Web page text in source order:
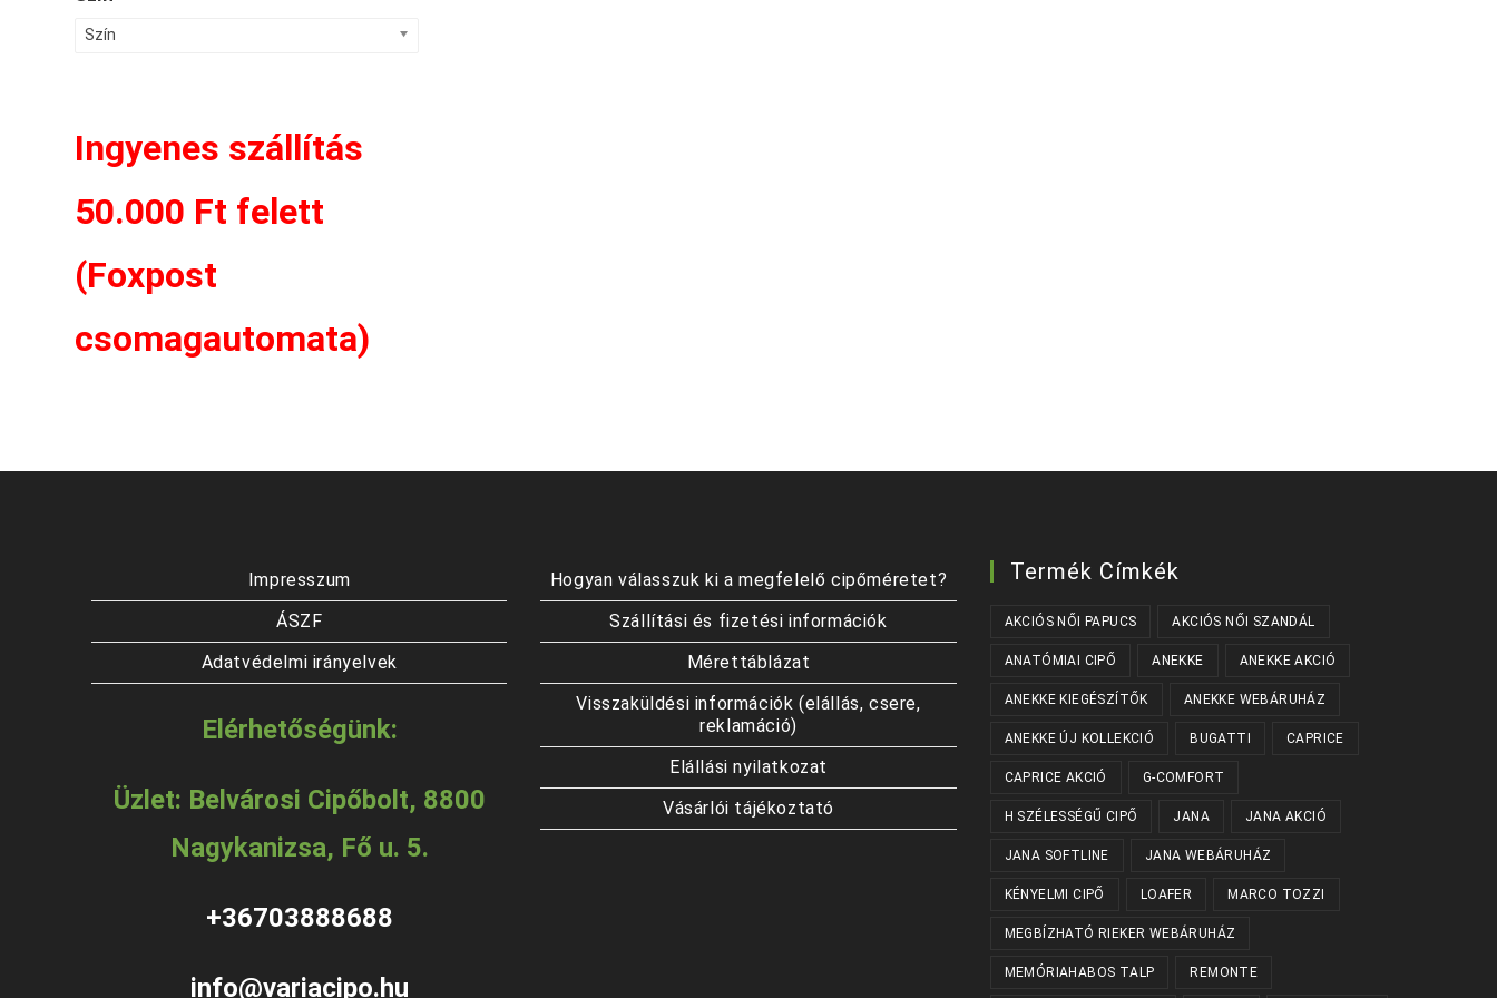
Szín
Ingyenes szállítás
50.000 Ft felett
(Foxpost
csomagautomata)
Impresszum
ÁSZF
Adatvédelmi irányelvek
Elérhetőségünk:
Üzlet: Belvárosi Cipőbolt, 8800
Nagykanizsa, Fő u. 5.
+36703888688
info@variacipo.hu
Hogyan válasszuk ki a megfelelő cipőméretet?
Szállítási és fizetési információk
Mérettáblázat
Visszaküldési információk (elállás, csere,
reklamáció)
Elállási nyilatkozat
Vásárlói tájékoztató
Termék Címkék
AKCIÓS NŐI PAPUCS AKCIÓS NŐI SZANDÁL
ANATÓMIAI CIPŐ ANEKKE ANEKKE AKCIÓ
ANEKKE KIEGÉSZÍTŐK ANEKKE WEBÁRUHÁZ
ANEKKE ÚJ KOLLEKCIÓ BUGATTI CAPRICE
CAPRICE AKCIÓ G-COMFORT
H SZÉLESSÉGŰ CIPŐ JANA JANA AKCIÓ
JANA SOFTLINE JANA WEBÁRUHÁZ
KÉNYELMI CIPŐ LOAFER MARCO TOZZI
MEGBÍZHATÓ RIEKER WEBÁRUHÁZ
MEMÓRIAHABOS TALP REMONTE